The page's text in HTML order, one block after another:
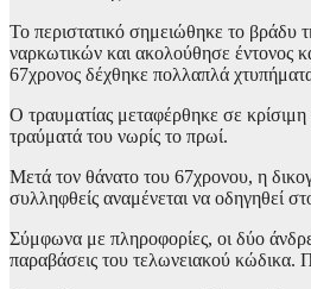
Το περιστατικό σημειώθηκε το βράδυ
ναρκωτικών και ακολούθησε έντονος
67χρονος δέχθηκε πολλαπλά
Ο τραυματίας μεταφέρθηκε σε
τραύματά του νωρίς το πρωί.
Μετά τον θάνατο του 67χρονου, η
συλληφθείς αναμένεται να οδηγηθεί
Σύμφωνα με πληροφορίες, οι δύο
παραβάσεις του τελωνειακού κώδικα.